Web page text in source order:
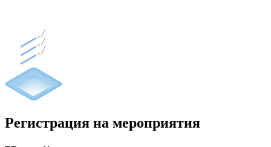
Регистрация на мероприятия